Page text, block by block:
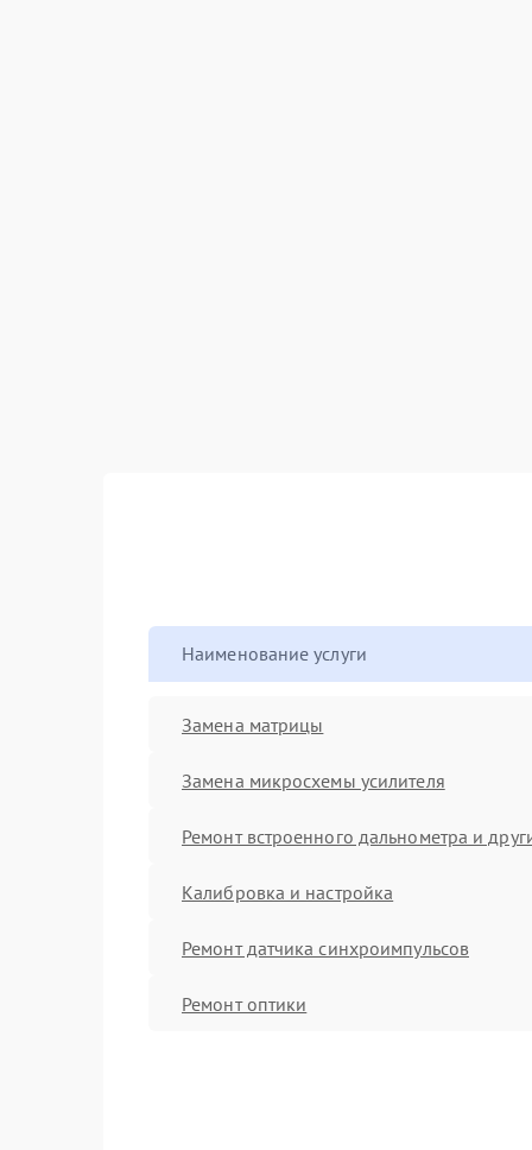
Наименование услуги
Замена матрицы
Замена микросхемы усилителя
Ремонт встроенного дальнометра и
Калибровка и настройка
Ремонт датчика синхроимпульсов
Ремонт оптики